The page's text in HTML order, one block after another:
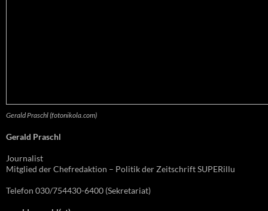
Gerald Praschl (fotonikola.com)
Gerald Praschl
Journalist
Mitglied der Chefredaktion – Politik der Zeitschrift SUPERillu
Telefon 030/754430-6400 (Sekretariat)